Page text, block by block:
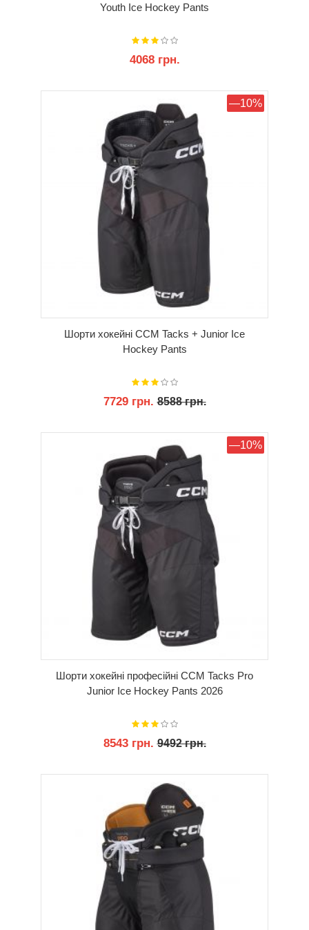
Youth Ice Hockey Pants
4068 грн.
—10%
Шорти хокейні CCM Tacks + Junior Ice
Hockey Pants
7729 грн.8588 грн.
—10%
Шорти хокейні професійні CCM Tacks Pro
Junior Ice Hockey Pants 2026
8543 грн.9492 грн.
КУПИТИ